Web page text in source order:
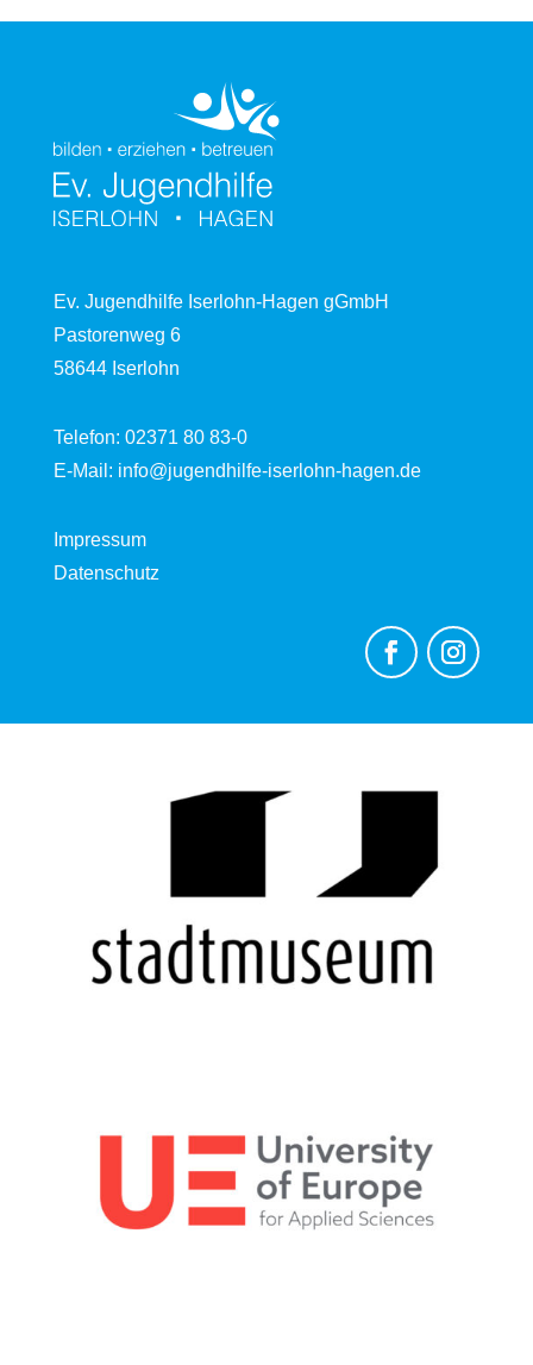
Ev. Jugendhilfe Iserlohn-Hagen gGmbH
Pastorenweg 6
58644 Iserlohn
Telefon: 02371 80 83-0
E-Mail: info@jugendhilfe-iserlohn-hagen.de
Impressum
Datenschutz